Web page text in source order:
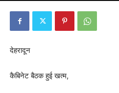
देहरादून
कैबिनेट बैठक हुई खत्म,